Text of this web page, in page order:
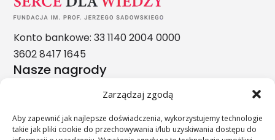
Zarządzaj zgodą
Aby zapewnić jak najlepsze doświadczenia, wykorzystujemy technologie
takie jak pliki cookie do przechowywania i/lub uzyskiwania dostępu do
Konto bankowe: 33 1140 2004 0000
3602 8417 1645
Nasze nagrody